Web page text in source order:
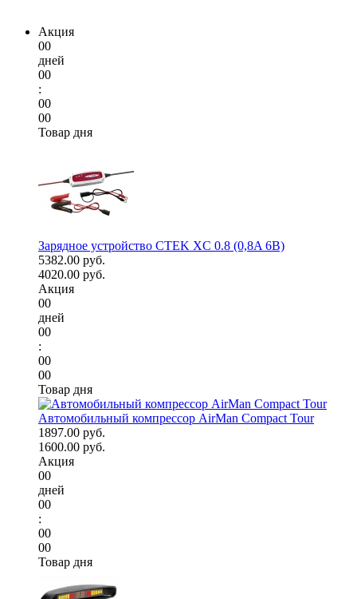
Акция
00
дней
00
:
00
00
Товар дня
Зарядное устройство CTEK XC 0.8 (0,8A 6В)
5382.00 руб.
4020.00 руб.
Акция
00
дней
00
:
00
00
Товар дня
Автомобильный компрессор AirMan Compact Tour
1897.00 руб.
1600.00 руб.
Акция
00
дней
00
:
00
00
Товар дня